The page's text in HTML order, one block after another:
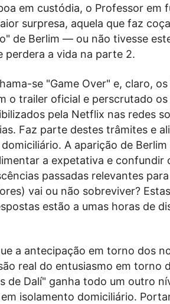
em custódia, o Professor em
surpresa, aquela que faz
de Berlim — ou não tivesse
perdera a vida na parte 2.
se "Game Over" e, claro,
o trailer oficial e perscrutado
pela Netflix nas redes
Faz parte destes trâmites e
A aparição de
a expetativa e confundir
passadas relevantes
vai ou não sobreviver?
estão a umas horas de
a antecipação em torno dos
real do entusiasmo em torno
de Dalí" ganha todo um outro
isolamento domiciliário.